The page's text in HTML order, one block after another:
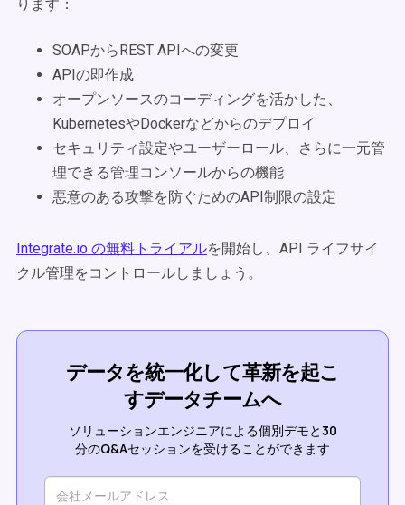
ります：
SOAPからREST APIへの変更
APIの即作成
オープンソースのコーディングを活かした、
KubernetesやDockerなどからのデプロイ
セキュリティ設定やユーザーロール、さらに一元管
理できる管理コンソールからの機能
悪意のある攻撃を防ぐためのAPI制限の設定
Integrate.io の無料トライアルを開始し、API ライフサイ
クル管理をコントロールしましょう。
データを統一化して革新を起こ
すデータチームへ
ソリューションエンジニアによる個別デモと30
分のQ&Aセッションを受けることができます